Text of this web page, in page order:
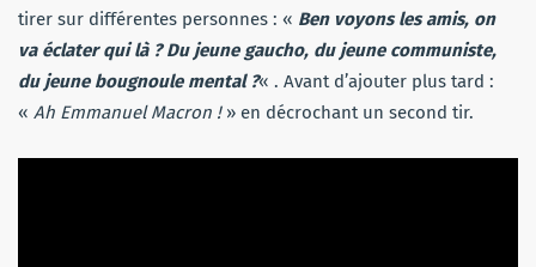
tirer sur différentes personnes : « Ben voyons les amis, on
va éclater qui là ? Du jeune gaucho, du jeune communiste,
du jeune bougnoule mental ?« . Avant d’ajouter plus tard :
« Ah Emmanuel Macron !» en décrochant un second tir.